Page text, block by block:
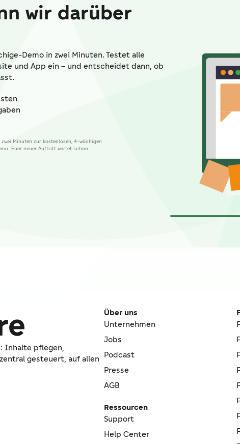
wir darüber
Demo in zwei Minuten. Testet alle
und App ein – und entscheidet dann, ob
Minuten zur kostenlosen, 4-wöchigen
Euer neuer Auftritt wartet schon.
Inhalte pflegen,
gesteuert, auf allen
Über uns
Unternehmen
Jobs
Podcast
Presse
AGB
Ressourcen
Support
Help Center